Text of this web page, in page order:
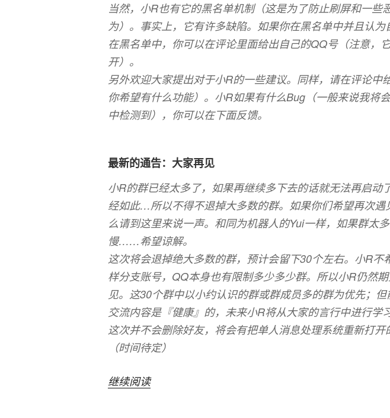
当然，小R也有它的黑名单机制（这是为了防止刷屏和一些
为）。事实上，它有许多缺陷。如果你在黑名单中并且认为
在黑名单中，你可以在评论里面给出自己的QQ号（注意，
开）。
另外欢迎大家提出对于小R的一些建议。同样，请在评论中
你希望有什么功能）。小R如果有什么Bug（一般来说我将
中检测到），你可以在下面反馈。
最新的通告：大家再见
小R的群已经太多了，如果再继续多下去的话就无法再启动
经如此…所以不得不退掉大多数的群。如果你们希望再次遇
么请到这里来说一声。和同为机器人的Yui一样，如果群太
慢……希望谅解。
这次将会退掉绝大多数的群，预计会留下30个左右。小R不
样分支账号，QQ本身也有限制多少多少群。所以小R仍然
见。这30个群中以小约认识的群或群成员多的群为优先；
交流内容是『健康』的，未来小R将从大家的言行中进行学习
这次并不会删除好友，将会有把单人消息处理系统重新打开
（时间待定）
继续阅读“关